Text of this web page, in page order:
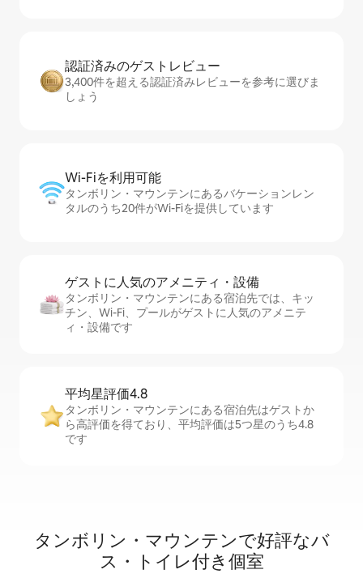
認証済みのゲ⁠ス⁠ト⁠レ⁠ビ⁠ュ⁠ー
3,400件を超える認証済みレビューを参考に選びま
しょう
Wi-Fiを利⁠用⁠可⁠能
タンボリン・マウンテンにあるバケーションレン
タルのうち20件がWi-Fiを提供しています
ゲストに人⁠気⁠のア⁠メ⁠ニ⁠テ⁠ィ・設⁠備
タンボリン・マウンテンにある宿泊先では、キッ
チン、Wi-Fi、プールがゲストに人気のアメニテ
ィ・設備です
平均星評価4.8
タンボリン・マウンテンにある宿泊先はゲストか
ら高評価を得ており、平均評価は5つ星のうち4.8
です
タンボリン・マウンテンで好評なバ
ス・トイレ付き個室